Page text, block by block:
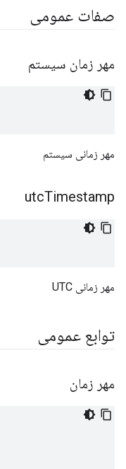
صفات عمومی
مهر زمان سیستم
مهر زمانی سیستم
utcTimestamp
مهر زمانی UTC
توابع عمومی
مهر زمان